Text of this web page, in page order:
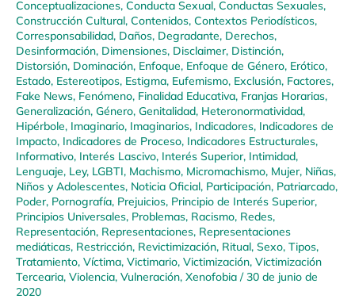
Conceptualizaciones, Conducta Sexual, Conductas Sexuales,
Construcción Cultural, Contenidos, Contextos Periodísticos,
Corresponsabilidad, Daños, Degradante, Derechos,
Desinformación, Dimensiones, Disclaimer, Distinción,
Distorsión, Dominación, Enfoque, Enfoque de Género, Erótico,
Estado, Estereotipos, Estigma, Eufemismo, Exclusión, Factores,
Fake News, Fenómeno, Finalidad Educativa, Franjas Horarias,
Generalización, Género, Genitalidad, Heteronormatividad,
Hipérbole, Imaginario, Imaginarios, Indicadores, Indicadores de
Impacto, Indicadores de Proceso, Indicadores Estructurales,
Informativo, Interés Lascivo, Interés Superior, Intimidad,
Lenguaje, Ley, LGBTI, Machismo, Micromachismo, Mujer, Niñas,
Niños y Adolescentes, Noticia Oficial, Participación, Patriarcado,
Poder, Pornografía, Prejuicios, Principio de Interés Superior,
Principios Universales, Problemas, Racismo, Redes,
Representación, Representaciones, Representaciones
mediáticas, Restricción, Revictimización, Ritual, Sexo, Tipos,
Tratamiento, Víctima, Victimario, Victimización, Victimización
Tercearia, Violencia, Vulneración, Xenofobia /30 de junio de
2020